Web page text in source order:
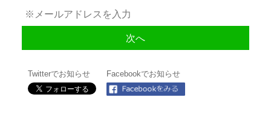
Twitterでお知らせ Facebookでお知らせ